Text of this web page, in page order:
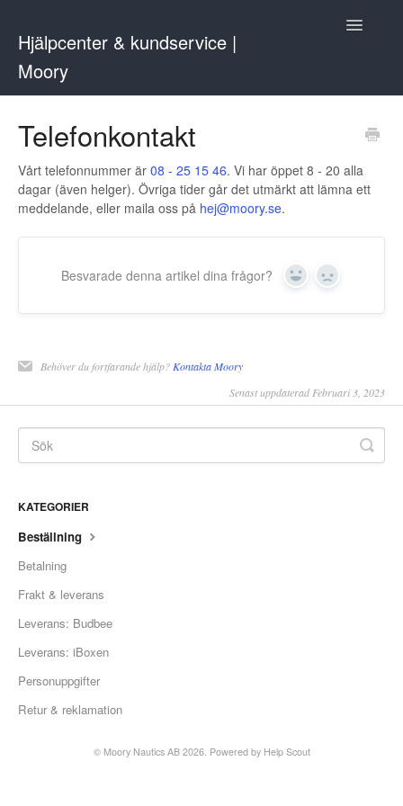
Hjälpcenter & kundservice |
Moory
Toggle
Telefonkontakt
Vårt telefonnummer är 08 - 25 15 46. Vi har öppet 8 - 20 alla
dagar (även helger). Övriga tider går det utmärkt att lämna ett
meddelande, eller maila oss på hej@moory.se.
Besvarade denna artikel dina frågor? Yes No
Behöver du fortfarande hjälp?Kontakta Moory
Senast uppdaterad Februari 3, 2023
KATEGORIER
Beställning
Betalning
Frakt & leverans
Leverans: Budbee
Leverans: iBoxen
Personuppgifter
Retur & reklamation
© Moory Nautics AB 2026. Powered by Help Scout